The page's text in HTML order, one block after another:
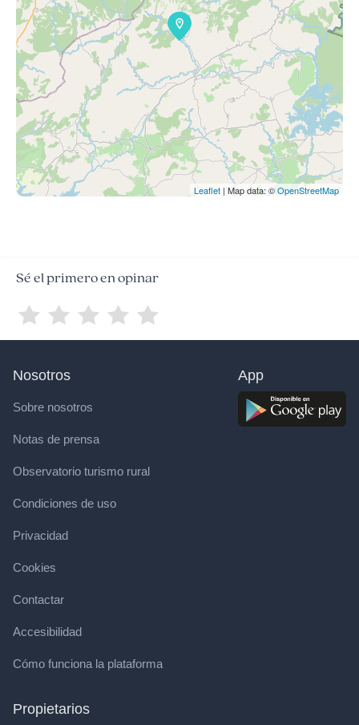
Leaflet | Map data: ©OpenStreetMap
Sé el primero en opinar
Nosotros
Sobre nosotros
Notas de prensa
Observatorio turismo rural
Condiciones de uso
Privacidad
Cookies
Contactar
Accesibilidad
Cómo funciona la plataforma
Propietarios
App